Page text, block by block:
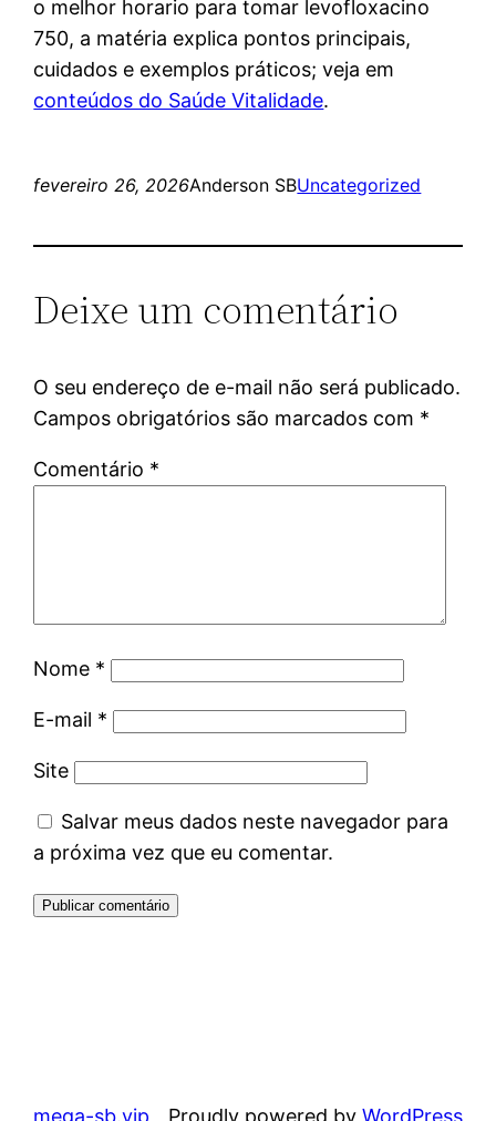
o melhor horario para tomar levofloxacino
750, a matéria explica pontos principais,
cuidados e exemplos práticos; veja em
conteúdos do Saúde Vitalidade.
fevereiro 26, 2026Anderson SBUncategorized
Deixe um comentário
O seu endereço de e-mail não será publicado.
Campos obrigatórios são marcados com *
Comentário *
Nome *
E-mail *
Site
Salvar meus dados neste navegador para
a próxima vez que eu comentar.
mega-sb.vip Proudly powered by WordPress